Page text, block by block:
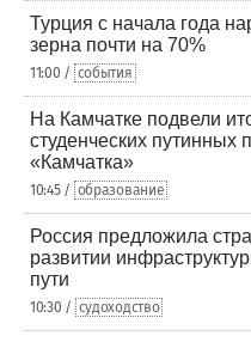
Турция с начала года
зерна почти на 70%
11:00 / события
На Камчатке подвели
студенческих путинных
«Камчатка»
10:45 / образование
Россия предложила
развитии
пути
10:30 / судоходство